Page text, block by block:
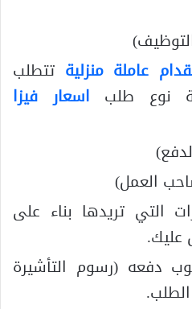
عاملة منزلية تتطلب
نوع طلب اسعار فيزا
العمل)
التي تريدها بناء على
عليك.
دفعه (رسوم التأشيرة